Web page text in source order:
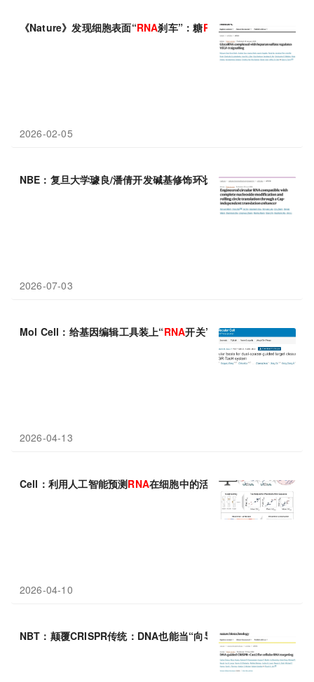
《Nature》发现细胞表面“RNA刹车”：糖RNA-硫酸乙酰肝素复合
2026-02-05
NBE：复旦大学璩良/潘倩开发碱基修饰环状 RNA技术，破解环状
2026-07-03
Mol Cell：给基因编辑工具装上“RNA开关”！天津医科大学张恒
2026-04-13
Cell：利用人工智能预测RNA在细胞中的活性
2026-04-10
NBT：颠覆CRISPR传统：DNA也能当“向导”，ΨDNA实现